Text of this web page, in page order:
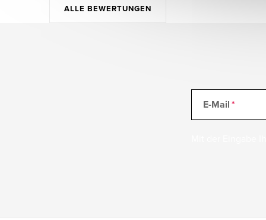
ALLE BEWERTUNGEN
E-Mail